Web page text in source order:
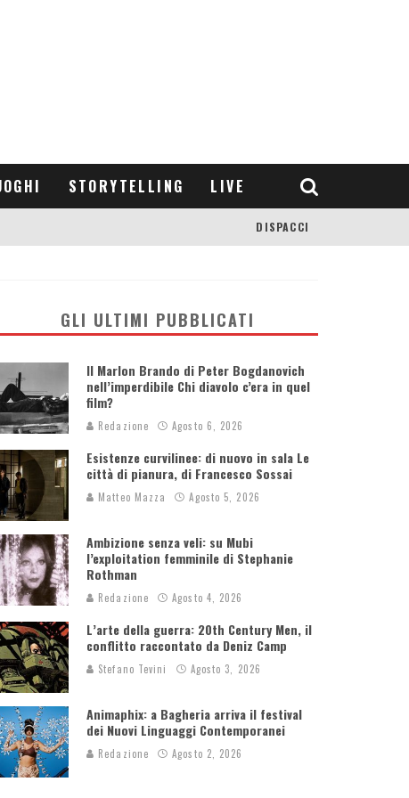
STORYTELLING LIVE
DISPACCI
GLI ULTIMI PUBBLICATI
Il Marlon Brando di Peter Bogdanovich
nell’imperdibile Chi diavolo c’era in quel
film?
Redazione Agosto 6, 2026
Esistenze curvilinee: di nuovo in sala Le
città di pianura, di Francesco Sossai
Matteo Mazza Agosto 5, 2026
Ambizione senza veli: su Mubi
l’exploitation femminile di Stephanie
Rothman
Redazione Agosto 4, 2026
L’arte della guerra: 20th Century Men, il
conflitto raccontato da Deniz Camp
Stefano Tevini Agosto 3, 2026
Animaphix: a Bagheria arriva il festival
dei Nuovi Linguaggi Contemporanei
Redazione Agosto 2, 2026